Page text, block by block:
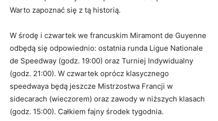
Warto zapoznać się z tą historią.
W środę i czwartek we francuskim Miramont de Guyenne
odbędą się odpowiednio: ostatnia runda Ligue Nationale
de Speedway (godz. 19:00) oraz Turniej Indywidualny
(godz. 21:00). W czwartek oprócz klasycznego
speedwaya będą jeszcze Mistrzostwa Francji w
sidecarach (wieczorem) oraz zawody w niższych klasach
(godz. 15:00). Całkiem fajny środek tygodnia.